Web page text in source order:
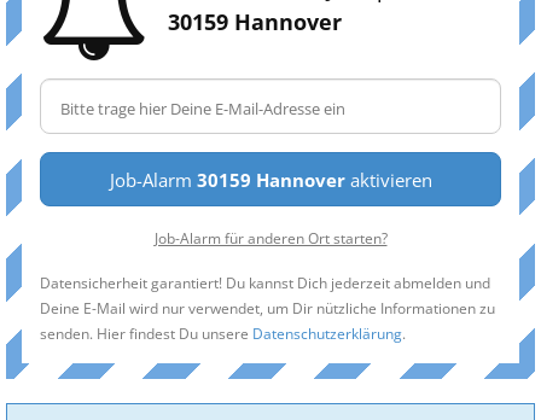
30159 Hannover
Job-Alarm 30159 Hannoveraktivieren
Job-Alarm für anderen Ort starten?
Datensicherheit garantiert! Du kannst Dich jederzeit abmelden und
Deine E-Mail wird nur verwendet, um Dir nützliche Informationen zu
senden. Hier findest Du unsere Datenschutzerklärung.